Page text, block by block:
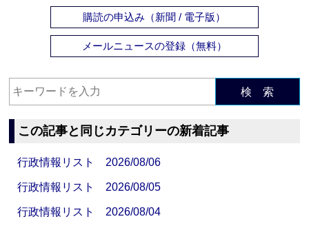
購読の申込み（新聞 / 電子版）
メールニュースの登録（無料）
検 索
この記事と同じカテゴリーの新着記事
行政情報リスト 2026/08/06
行政情報リスト 2026/08/05
行政情報リスト 2026/08/04